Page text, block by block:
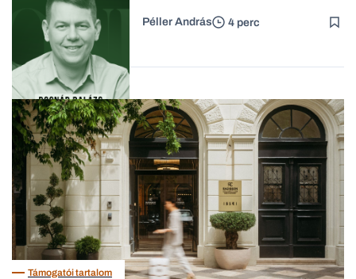
Forbes-sztori
Podcast
passzív jövedelem és az
anyagi függetlenség?
Péller András 4 perc
Támogatói tartalom